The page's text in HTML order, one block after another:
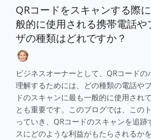
QRコードをスキャンする際
般的に使用される携帯電話や
ザの種類はどれですか？
ビジネスオーナーとして、QRコードの
理解するためには、どの種類の電話や
ドのスキャンに最も一般的に使用され
とも重要です。このブログでは、この
っていき、QRコードのスキャンを追跡
スにどのような利益がもたらされるか